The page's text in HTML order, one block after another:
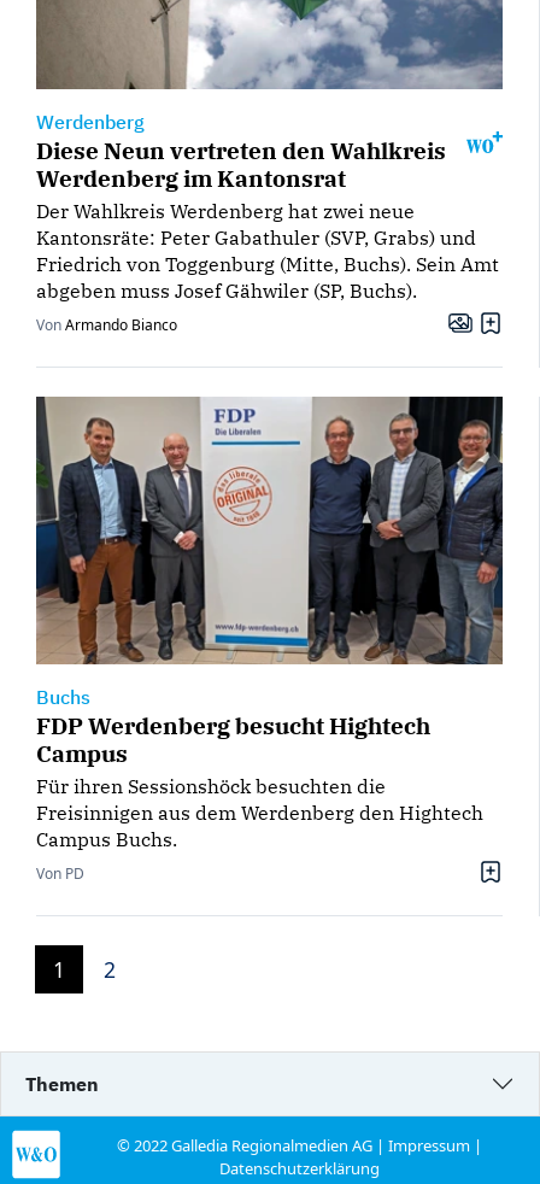
Werdenberg
Diese Neun vertreten den Wahlkreis
Werdenberg im Kantonsrat
Der Wahlkreis Werdenberg hat zwei neue
Kantonsräte: Peter Gabathuler (SVP, Grabs) und
Friedrich von Toggenburg (Mitte, Buchs). Sein Amt
abgeben muss Josef Gähwiler (SP, Buchs).
VonArmando Bianco
Buchs
FDP Werdenberg besucht Hightech
Campus
Für ihren Sessionshöck besuchten die
Freisinnigen aus dem Werdenberg den Hightech
Campus Buchs.
Von PD
1 2
Themen
© 2022 Galledia Regionalmedien AG |Impressum |
Datenschutzerklärung